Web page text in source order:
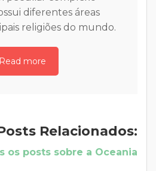
e mesmo na segunda
visita a [...]
Read more
Relacionados:
os posts sobre a Oceania